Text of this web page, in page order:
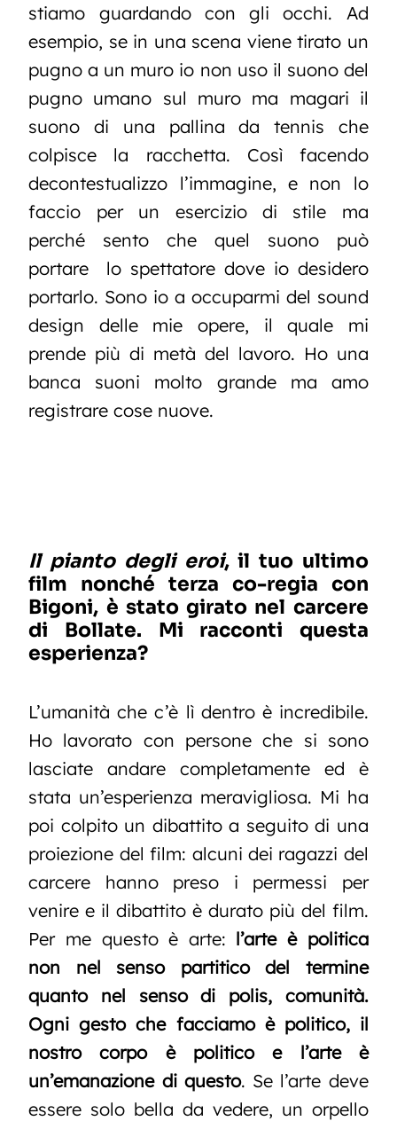
stiamo guardando con gli occhi. Ad
esempio, se in una scena viene tirato un
pugno a un muro io non uso il suono del
pugno umano sul muro ma magari il
suono di una pallina da tennis che
colpisce la racchetta. Così facendo
decontestualizzo l’immagine, e non lo
faccio per un esercizio di stile ma
perché sento che quel suono può
portare lo spettatore dove io desidero
portarlo. Sono io a occuparmi del sound
design delle mie opere, il quale mi
prende più di metà del lavoro. Ho una
banca suoni molto grande ma amo
registrare cose nuove.
Il pianto degli eroi, il tuo ultimo
film nonché terza co-regia con
Bigoni, è stato girato nel carcere
di Bollate. Mi racconti questa
esperienza?
L’umanità che c’è lì dentro è incredibile.
Ho lavorato con persone che si sono
lasciate andare completamente ed è
stata un’esperienza meravigliosa. Mi ha
poi colpito un dibattito a seguito di una
proiezione del film: alcuni dei ragazzi del
carcere hanno preso i permessi per
venire e il dibattito è durato più del film.
Per me questo è arte: l’arte è politica
non nel senso partitico del termine
quanto nel senso di polis, comunità.
Ogni gesto che facciamo è politico, il
nostro corpo è politico e l’arte è
un’emanazione di questo. Se l’arte deve
essere solo bella da vedere, un orpello